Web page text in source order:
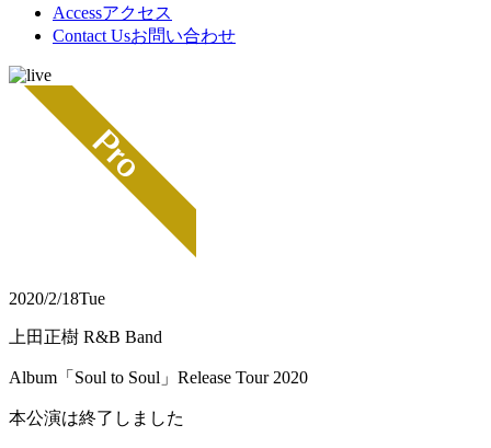
Accessアクセス
Contact Usお問い合わせ
2020/2/18Tue
上田正樹 R&B Band
Album「Soul to Soul」Release Tour 2020
本公演は終了しました